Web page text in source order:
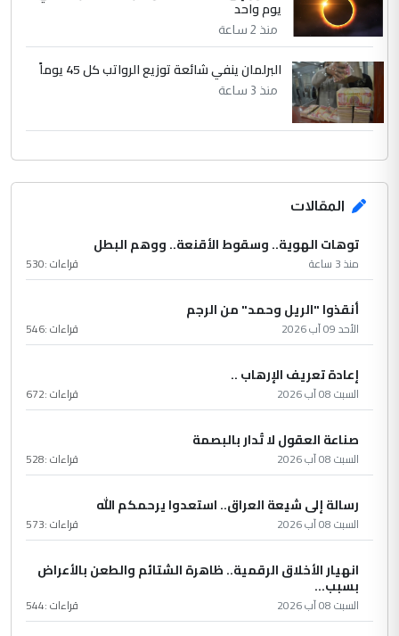
يوم واحد
منذ 2 ساعة
البرلمان ينفي شائعة توزيع الرواتب كل 45 يوماً
منذ 3 ساعة
المقالات
توهات الهوية.. وسقوط الأقنعة.. ووهم البطل
منذ 3 ساعة قراءات :530
أنقذوا "الريل وحمد" من الرجم
الأحد 09 آب 2026 قراءات :546
إعادة تعريف الإرهاب ..
السبت 08 آب 2026 قراءات :672
صناعة العقول لا تُدار بالبصمة
السبت 08 آب 2026 قراءات :528
رسالة إلى شيعة العراق.. استعدوا يرحمكم الله
السبت 08 آب 2026 قراءات :573
انهيار الأخلاق الرقمية.. ظاهرة الشتائم والطعن بالأعراض
بسبب...
السبت 08 آب 2026 قراءات :544